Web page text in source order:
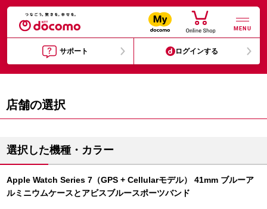
MENU
サポート ログインする
店舗の選択
選択した機種・カラー
Apple Watch Series 7（GPS + Cellularモデル） 41mm ブルーア
ルミニウムケースとアビスブルースポーツバンド